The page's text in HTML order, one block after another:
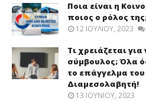
Ποια είναι η
ποιος ο ρόλος
12 ΙΟΥΛΊΟΥ, 2023
Τι χρειάζεται
σύμβουλος; Όλα
το επάγγελμα
Διαμεσολαβητή!
13 ΙΟΥΝΊΟΥ, 2023